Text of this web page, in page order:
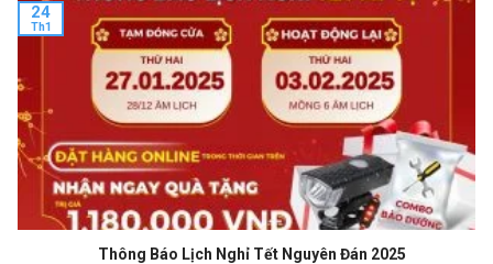
Thông Báo Lịch Nghỉ Tết Nguyên Đán 2025
24
Th1